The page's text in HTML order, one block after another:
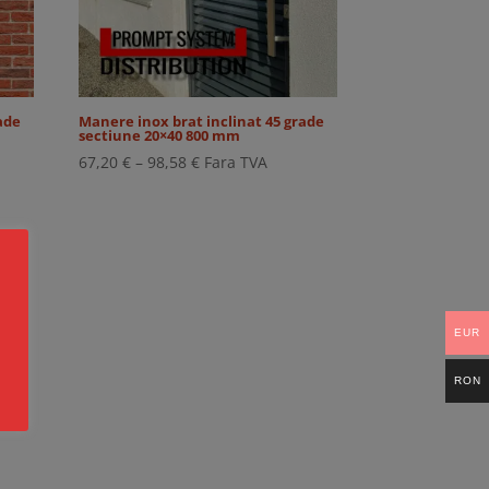
Manere inox brat inclinat 45 grade
sectiune 20×40 800 mm
67,20€ – 98,58€Interval
Fara TVA
EUR
RON